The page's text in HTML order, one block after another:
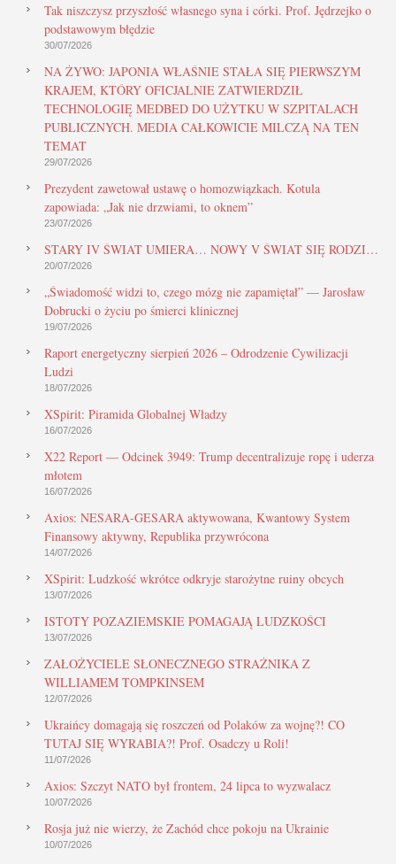
Tak niszczysz przyszłość własnego syna i córki. Prof. Jędrzejko o
podstawowym błędzie
30/07/2026
NA ŻYWO: JAPONIA WŁAŚNIE STAŁA SIĘ PIERWSZYM
KRAJEM, KTÓRY OFICJALNIE ZATWIERDZIŁ
TECHNOLOGIĘ MEDBED DO UŻYTKU W SZPITALACH
PUBLICZNYCH. MEDIA CAŁKOWICIE MILCZĄ NA TEN
TEMAT
29/07/2026
Prezydent zawetował ustawę o homozwiązkach. Kotula
zapowiada: „Jak nie drzwiami, to oknem”
23/07/2026
STARY IV ŚWIAT UMIERA… NOWY V ŚWIAT SIĘ RODZI…
20/07/2026
„Świadomość widzi to, czego mózg nie zapamiętał” — Jarosław
Dobrucki o życiu po śmierci klinicznej
19/07/2026
Raport energetyczny sierpień 2026 – Odrodzenie Cywilizacji
Ludzi
18/07/2026
XSpirit: Piramida Globalnej Władzy
16/07/2026
X22 Report — Odcinek 3949: Trump decentralizuje ropę i uderza
młotem
16/07/2026
Axios: NESARA-GESARA aktywowana, Kwantowy System
Finansowy aktywny, Republika przywrócona
14/07/2026
XSpirit: Ludzkość wkrótce odkryje starożytne ruiny obcych
13/07/2026
ISTOTY POZAZIEMSKIE POMAGAJĄ LUDZKOŚCI
13/07/2026
ZAŁOŻYCIELE SŁONECZNEGO STRAŻNIKA Z
WILLIAMEM TOMPKINSEM
12/07/2026
Ukraińcy domagają się roszczeń od Polaków za wojnę?! CO
TUTAJ SIĘ WYRABIA?! Prof. Osadczy u Roli!
11/07/2026
Axios: Szczyt NATO był frontem, 24 lipca to wyzwalacz
10/07/2026
Rosja już nie wierzy, że Zachód chce pokoju na Ukrainie
10/07/2026